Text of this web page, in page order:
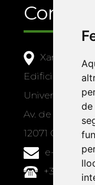
de
Xarxa Vives
Edifici Àgora
Universitat
Av. de Vicent
12071 Castelló
e-
+34 964